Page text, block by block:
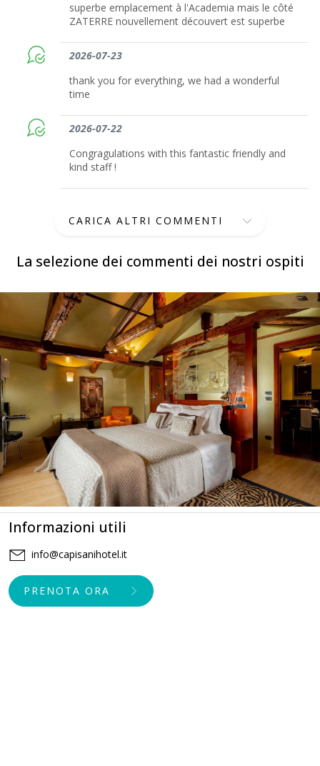
La selezione dei commenti dei nostri ospiti
superbe emplacement à l'Academia mais le côté
ZATERRE nouvellement découvert est superbe
2026-07-23
thank you for everything, we had a wonderful
time
2026-07-22
Congragulations with this fantastic friendly and
kind staff !
CARICA ALTRI COMMENTI
Informazioni utili
info@capisanihotel.it
PRENOTA ORA